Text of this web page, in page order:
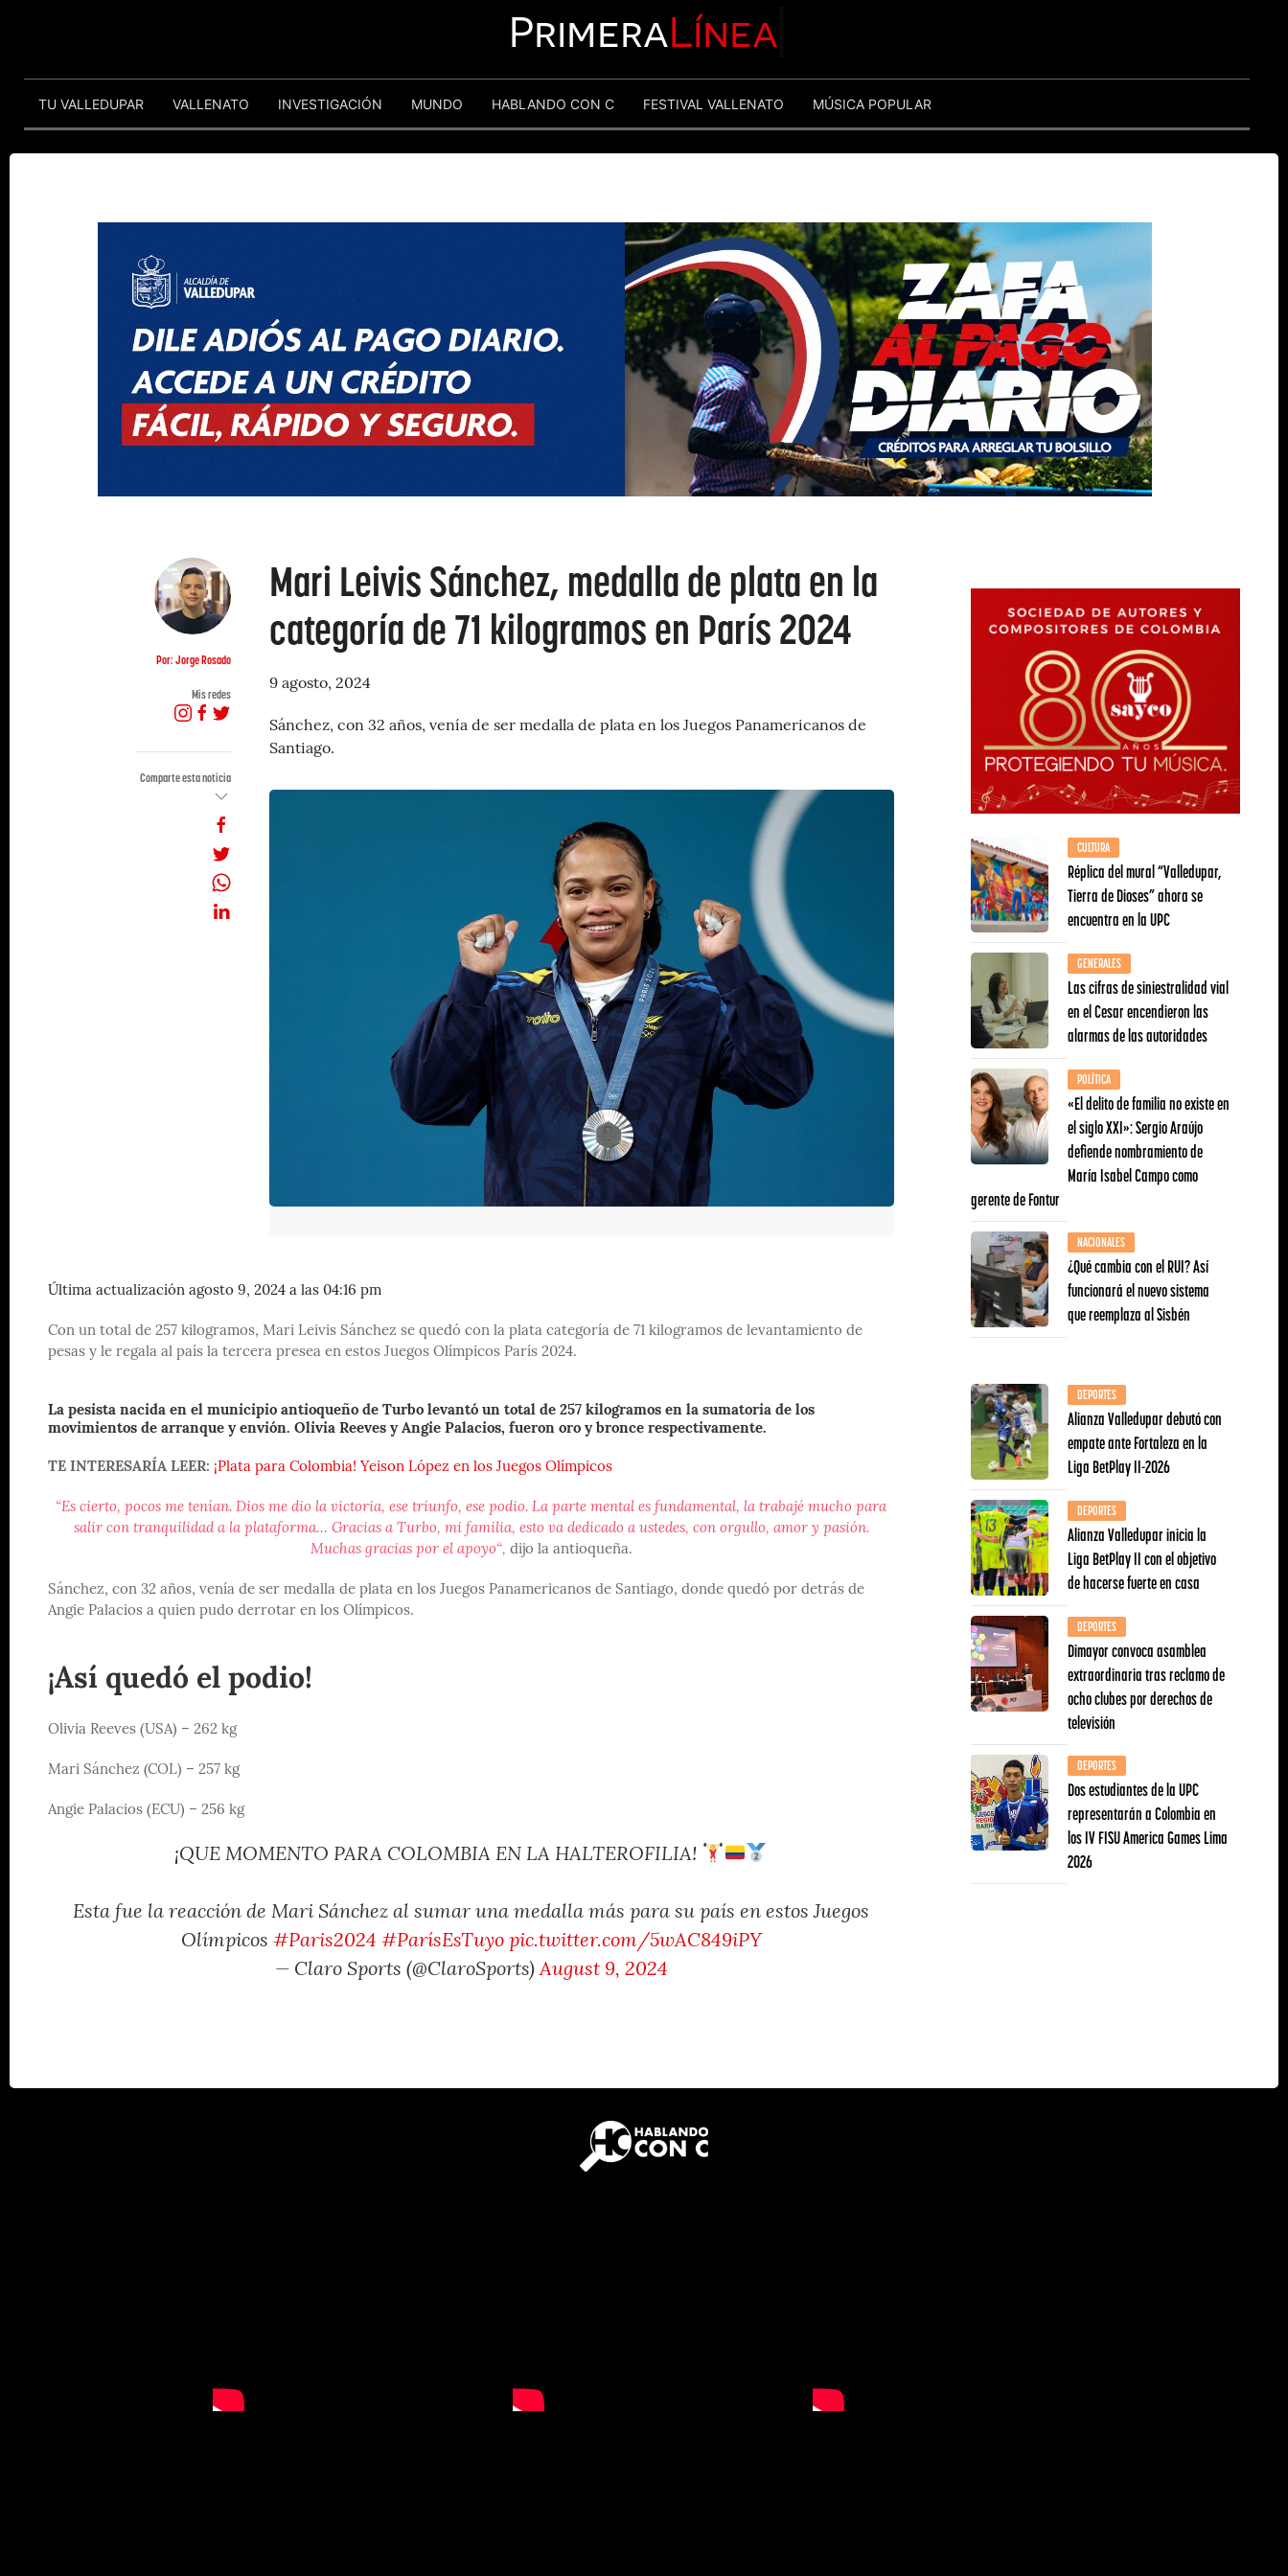
PrimeraLínea
TU VALLEDUPAR VALLENATO INVESTIGACIÓN MUNDO HABLANDO CON C FESTIVAL VALLENATO MÚSICA POPULAR
Por: Jorge Rosado
Mis redes
Comparte esta noticia
Mari Leivis Sánchez, medalla de plata en la
categoría de 71 kilogramos en París 2024
9 agosto, 2024
Sánchez, con 32 años, venía de ser medalla de plata en los Juegos Panamericanos de
Santiago.
Última actualización agosto 9, 2024 a las 04:16 pm
Con un total de 257 kilogramos, Mari Leivis Sánchez se quedó con la plata categoría de 71 kilogramos de levantamiento de
pesas y le regala al país la tercera presea en estos Juegos Olímpicos París 2024.
La pesista nacida en el municipio antioqueño de Turbo levantó un total de 257 kilogramos en la sumatoria de los
movimientos de arranque y envión. Olivia Reeves y Angie Palacios, fueron oro y bronce respectivamente.
TE INTERESARÍA LEER: ¡Plata para Colombia! Yeison López en los Juegos Olímpicos
“Es cierto, pocos me tenían. Dios me dio la victoria, ese triunfo, ese podio. La parte mental es fundamental, la trabajé mucho para
salir con tranquilidad a la plataforma… Gracias a Turbo, mi familia, esto va dedicado a ustedes, con orgullo, amor y pasión.
Muchas gracias por el apoyo“, dijo la antioqueña.
Sánchez, con 32 años, venía de ser medalla de plata en los Juegos Panamericanos de Santiago, donde quedó por detrás de
Angie Palacios a quien pudo derrotar en los Olímpicos.
¡Así quedó el podio!
Olivia Reeves (USA) – 262 kg
Mari Sánchez (COL) – 257 kg
Angie Palacios (ECU) – 256 kg
¡QUE MOMENTO PARA COLOMBIA EN LA HALTEROFILIA!
Esta fue la reacción de Mari Sánchez al sumar una medalla más para su país en estos Juegos
Olímpicos #Paris2024 #ParísEsTuyo pic.twitter.com/5wAC849iPY
— Claro Sports (@ClaroSports)August 9, 2024
CULTURA
Réplica del mural “Valledupar,
Tierra de Dioses” ahora se
encuentra en la UPC
GENERALES
Las cifras de siniestralidad vial
en el Cesar encendieron las
alarmas de las autoridades
POLÍTICA
«El delito de familia no existe en
el siglo XXI»: Sergio Araújo
defiende nombramiento de
María Isabel Campo como
gerente de Fontur
NACIONALES
¿Qué cambia con el RUI? Así
funcionará el nuevo sistema
que reemplaza al Sisbén
DEPORTES
Alianza Valledupar debutó con
empate ante Fortaleza en la
Liga BetPlay II-2026
DEPORTES
Alianza Valledupar inicia la
Liga BetPlay II con el objetivo
de hacerse fuerte en casa
DEPORTES
Dimayor convoca asamblea
extraordinaria tras reclamo de
ocho clubes por derechos de
televisión
DEPORTES
Dos estudiantes de la UPC
representarán a Colombia en
los IV FISU America Games Lima
2026